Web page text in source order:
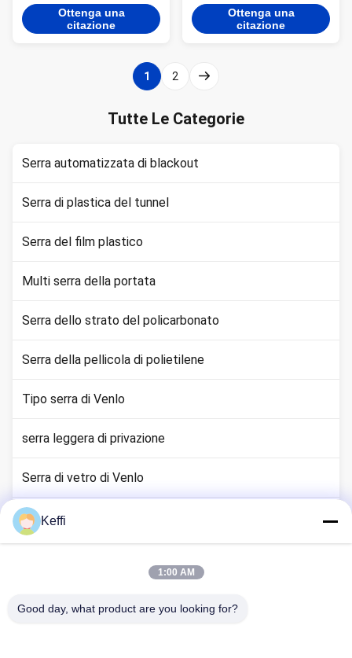
uno strato di plastica traslucida
o pellicola di serra per creare un
ambiente protetto per le piante.
Ottenga una
citazione
uno strato di plastica traslucida
o pellicola di serra per creare un
ambiente protetto per le piante.
Ottenga una
citazione
1 2
Tutte Le Categorie
Serra automatizzata di blackout
Serra di plastica del tunnel
Serra del film plastico
Multi serra della portata
Serra dello strato del policarbonato
Serra della pellicola di polietilene
Tipo serra di Venlo
serra leggera di privazione
Serra di vetro di Venlo
Accessori del sistema di serra
Keffi
1:00 AM
Good day, what product are you looking for?